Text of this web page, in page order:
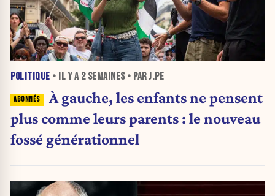
POLITIQUE • IL Y A 2 SEMAINES• PAR J.PE
À gauche, les enfants ne pensent
plus comme leurs parents : le nouveau
fossé générationnel